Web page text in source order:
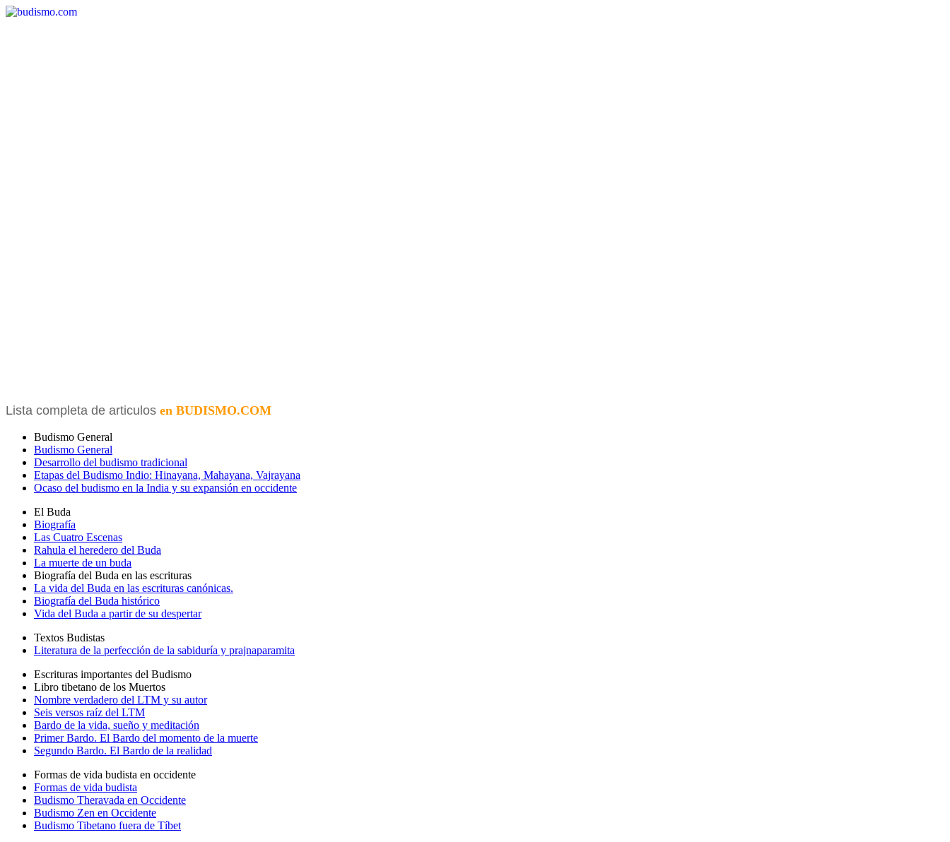
Lista completa de articulos en BUDISMO.COM
Budismo General
Budismo General
Desarrollo del budismo tradicional
Etapas del Budismo Indio: Hinayana, Mahayana, Vajrayana
Ocaso del budismo en la India y su expansión en occidente
El Buda
Biografía
Las Cuatro Escenas
Rahula el heredero del Buda
La muerte de un buda
Biografía del Buda en las escrituras
La vida del Buda en las escrituras canónicas.
Biografía del Buda histórico
Vida del Buda a partir de su despertar
Textos Budistas
Literatura de la perfección de la sabiduría y prajnaparamita
Escrituras importantes del Budismo
Libro tibetano de los Muertos
Nombre verdadero del LTM y su autor
Seis versos raíz del LTM
Bardo de la vida, sueño y meditación
Primer Bardo. El Bardo del momento de la muerte
Segundo Bardo. El Bardo de la realidad
Formas de vida budista en occidente
Formas de vida budista
Budismo Theravada en Occidente
Budismo Zen en Occidente
Budismo Tibetano fuera de Tíbet